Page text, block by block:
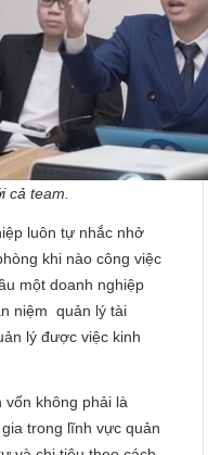
cả team.
luôn tự nhắc nhở
khi nào công việc
một doanh nghiệp
niệm quản lý tài
lý được việc kinh
vốn không phải là
trong lĩnh vực quản